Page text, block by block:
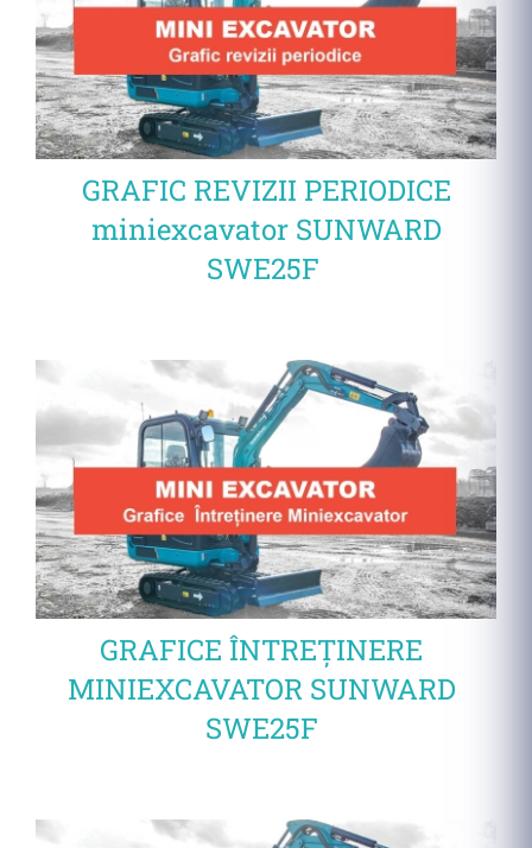
GRAFIC REVIZII PERIODICE
miniexcavator SUNWARD
SWE25F
GRAFICE ÎNTREȚINERE
MINIEXCAVATOR SUNWARD
SWE25F